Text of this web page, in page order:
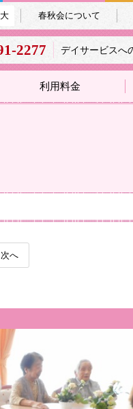
大 春秋会について
2277 デイサービスへ
利用料金
次へ